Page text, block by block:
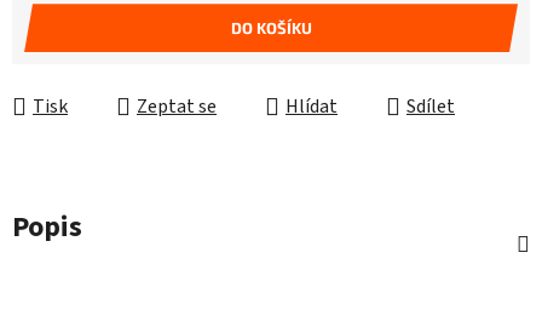
Měrná cena:
DO KOŠÍKU
Tisk Zeptat se Hlídat Sdílet
Popis